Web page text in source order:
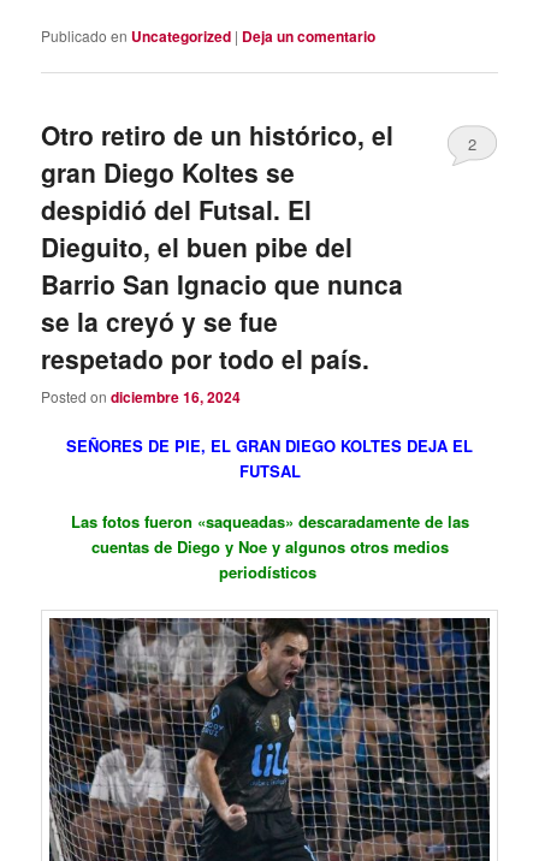
Publicado en Uncategorized | Deja un comentario
Otro retiro de un histórico, el
gran Diego Koltes se
despidió del Futsal. El
Dieguito, el buen pibe del
Barrio San Ignacio que nunca
se la creyó y se fue
respetado por todo el país.
Posted ondiciembre 16, 2024
2
SEÑORES DE PIE, EL GRAN DIEGO KOLTES DEJA EL
FUTSAL
Las fotos fueron «saqueadas» descaradamente de las
cuentas de Diego y Noe y algunos otros medios
periodísticos